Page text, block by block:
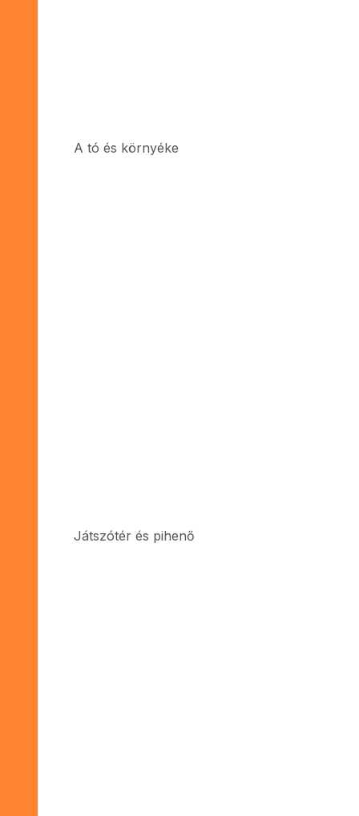
A tó és környéke
Játszótér és pihenő